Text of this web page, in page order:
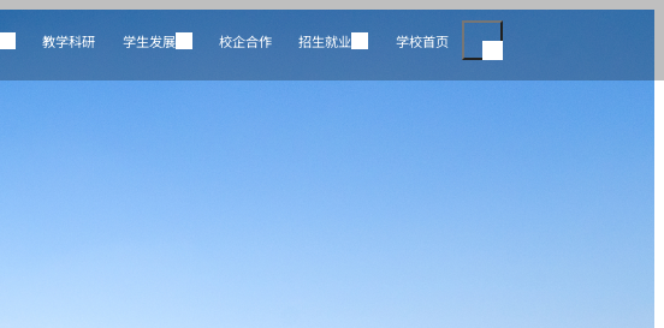
教学科研 学生发展 校企合作 招生就业 学校首页